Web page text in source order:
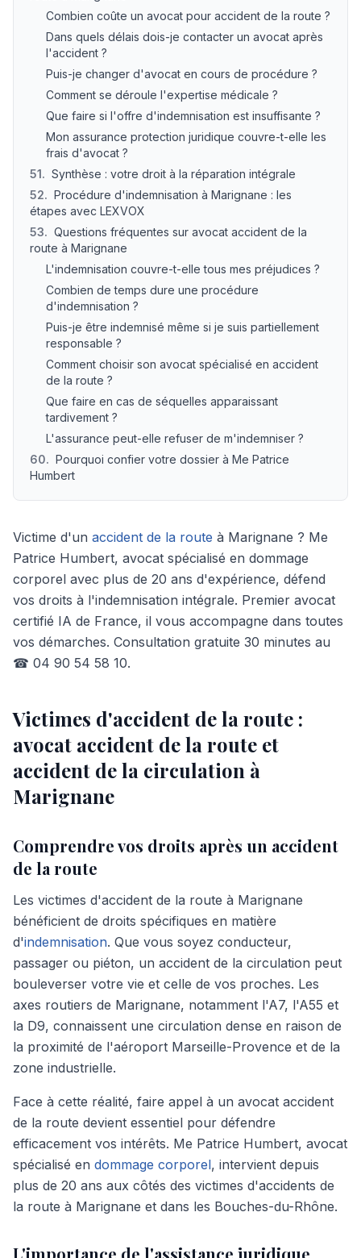
Combien coûte un avocat pour accident de la route ?
Dans quels délais dois-je contacter un avocat après
l'accident ?
Puis-je changer d'avocat en cours de procédure ?
Comment se déroule l'expertise médicale ?
Que faire si l'offre d'indemnisation est insuffisante ?
Mon assurance protection juridique couvre-t-elle les
frais d'avocat ?
51. Synthèse : votre droit à la réparation intégrale
52. Procédure d'indemnisation à Marignane : les
étapes avec LEXVOX
53. Questions fréquentes sur avocat accident de la
route à Marignane
L'indemnisation couvre-t-elle tous mes préjudices ?
Combien de temps dure une procédure
d'indemnisation ?
Puis-je être indemnisé même si je suis partiellement
responsable ?
Comment choisir son avocat spécialisé en accident
de la route ?
Que faire en cas de séquelles apparaissant
tardivement ?
L'assurance peut-elle refuser de m'indemniser ?
60. Pourquoi confier votre dossier à Me Patrice
Humbert
Victime d'un accident de la route à Marignane ? Me
Patrice Humbert, avocat spécialisé en dommage
corporel avec plus de 20 ans d'expérience, défend
vos droits à l'indemnisation intégrale. Premier avocat
certifié IA de France, il vous accompagne dans toutes
vos démarches. Consultation gratuite 30 minutes au
☎ 04 90 54 58 10.
Victimes d'accident de la route :
avocat accident de la route et
accident de la circulation à
Marignane
Comprendre vos droits après un accident
de la route
Les victimes d'accident de la route à Marignane
bénéficient de droits spécifiques en matière
d'indemnisation. Que vous soyez conducteur,
passager ou piéton, un accident de la circulation peut
bouleverser votre vie et celle de vos proches. Les
axes routiers de Marignane, notamment l'A7, l'A55 et
la D9, connaissent une circulation dense en raison de
la proximité de l'aéroport Marseille-Provence et de la
zone industrielle.
Face à cette réalité, faire appel à un avocat accident
de la route devient essentiel pour défendre
efficacement vos intérêts. Me Patrice Humbert, avocat
spécialisé en dommage corporel, intervient depuis
plus de 20 ans aux côtés des victimes d'accidents de
la route à Marignane et dans les Bouches-du-Rhône.
L'importance de l'assistance juridique